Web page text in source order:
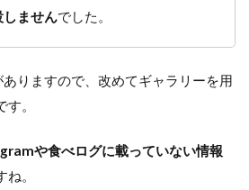
しませんでした。
りますので、改めてギャラリーを用
。
や食べログに載っていない情報
。